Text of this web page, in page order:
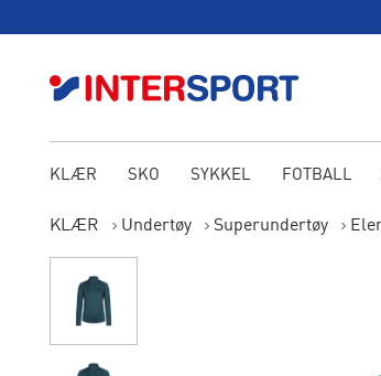
KLÆR SKO SYKKEL FOTBALL
KLÆR Undertøy Superundertøy